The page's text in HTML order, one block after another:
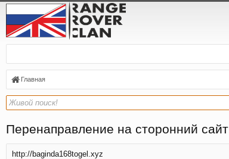
Главная
Перенаправление на сторонний сайт
http://baginda168togel.xyz